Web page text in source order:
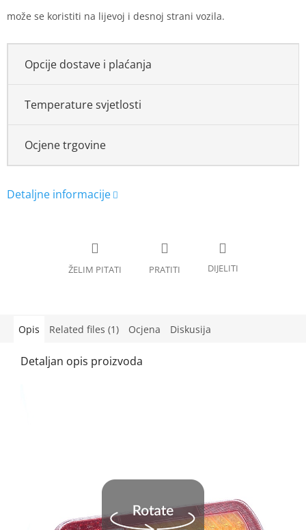
može se koristiti na lijevoj i desnoj strani vozila.
Opcije dostave i plaćanja
Temperature svjetlosti
Ocjene trgovine
Opis Related files (1) Ocjena Diskusija